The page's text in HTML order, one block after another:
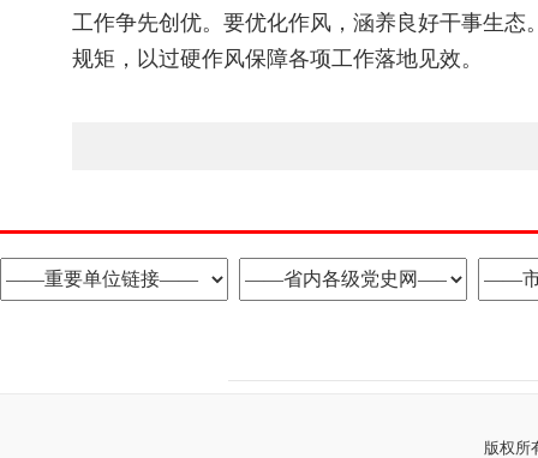
工作争先创优。要优化作风，涵养良好干事生
规矩，以过硬作风保障各项工作落地见效。
版权所